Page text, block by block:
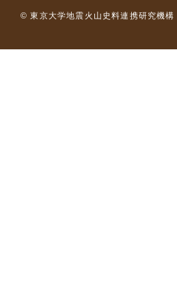
© 東京大学地震火山史料連携研究機構